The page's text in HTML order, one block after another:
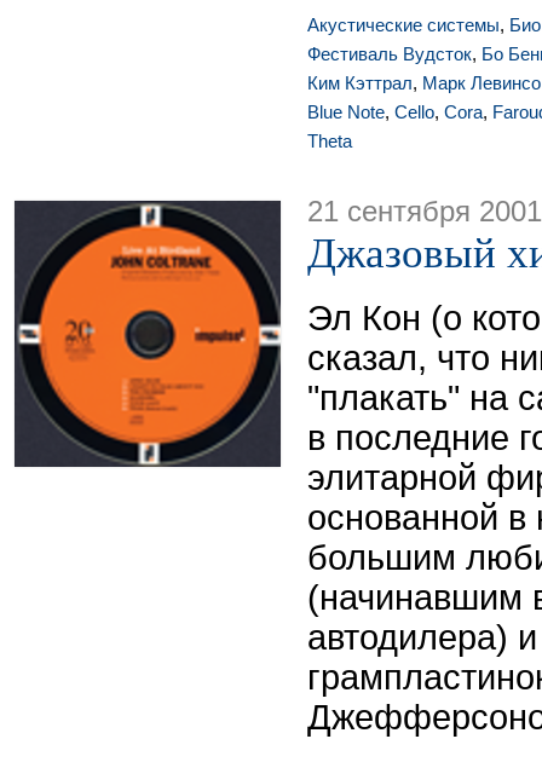
Акустические системы,
Фестиваль Вудсток, Бо
Ким Кэттрал, Марк
Blue Note, Cello, Cora,
Theta
21 сентября 2001
Джазовый
Эл Кон (о
сказал, что
"плакать" на
в последние
элитарной
основанной в
большим
(начинавшим
автодилера)